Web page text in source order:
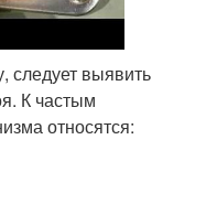
следует выявить
К частым
относятся: